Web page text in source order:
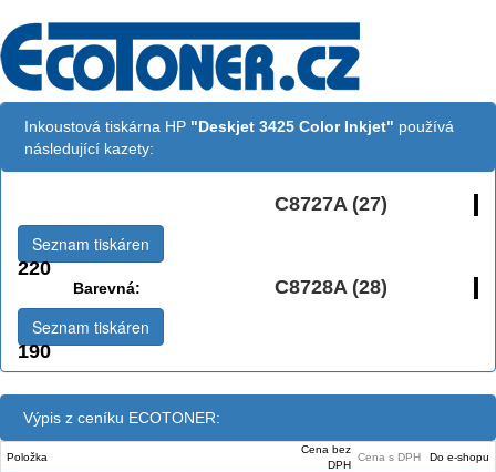
Inkoustová tiskárna HP "Deskjet 3425 Color Inkjet" používá
následující kazety:
C8727A (27)
220
Seznam tiskáren
Barevná: C8728A (28)
190
Seznam tiskáren
Výpis z ceníku ECOTONER:
Položka
Cena bez
DPH
Cena s DPH Do e-shopu